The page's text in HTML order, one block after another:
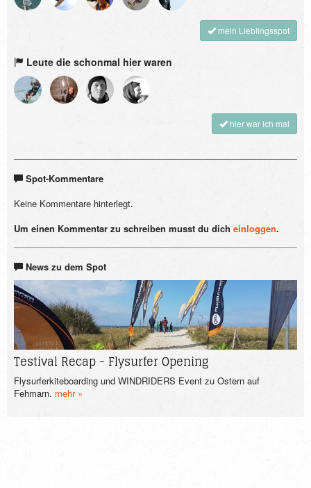
mein Lieblingsspot
Leute die schonmal hier waren
hier war ich mal
Spot-Kommentare
Keine Kommentare hinterlegt.
Um einen Kommentar zu schreiben musst du dich einloggen.
News zu dem Spot
Thu, 27. April, 2017
Testival Recap - Flysurfer Opening
Flysurferkiteboarding und WINDRIDERS Event zu Ostern auf
Fehmarn. mehr »